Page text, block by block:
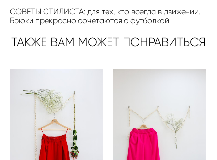
СОВЕТЫ СТИЛИСТА: для тех, кто всегда в движении.
Брюки прекрасно сочетаются с футболкой.
ТАКЖЕ ВАМ МОЖЕТ ПОНРАВИТЬСЯ